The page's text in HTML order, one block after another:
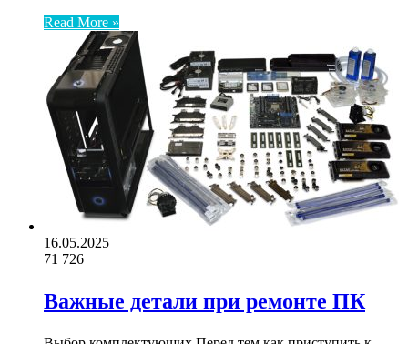
Read More »
16.05.2025
71 726
Важные детали при ремонте ПК